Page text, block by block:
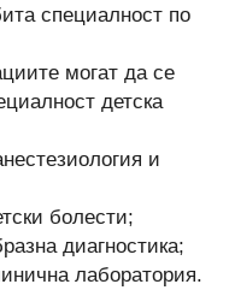
специалност по
могат да се
детска
и
болести;
диагностика;
лаборатория.